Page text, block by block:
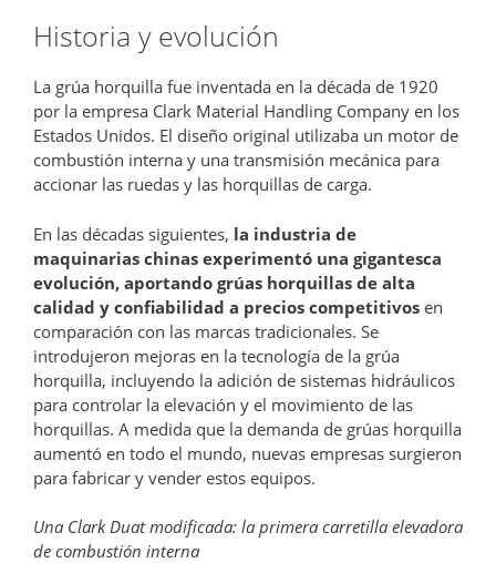
Historia y evolución
La grúa horquilla fue inventada en la década de 1920
por la empresa Clark Material Handling Company en los
Estados Unidos. El diseño original utilizaba un motor de
combustión interna y una transmisión mecánica para
accionar las ruedas y las horquillas de carga.
En las décadas siguientes, la industria de
maquinarias chinas experimentó una gigantesca
evolución, aportando grúas horquillas de alta
calidad y confiabilidad a precios competitivos en
comparación con las marcas tradicionales. Se
introdujeron mejoras en la tecnología de la grúa
horquilla, incluyendo la adición de sistemas hidráulicos
para controlar la elevación y el movimiento de las
horquillas. A medida que la demanda de grúas horquilla
aumentó en todo el mundo, nuevas empresas surgieron
para fabricar y vender estos equipos.
Una Clark Duat modificada: la primera carretilla elevadora
de combustión interna